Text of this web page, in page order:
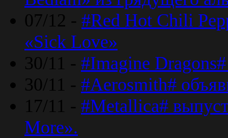
07/12 - #Red Hot Chili
«Sick Love»
30/11 - #Imagine
30/11 - #Aerosmith#
17/11 - #Metallica#
More».